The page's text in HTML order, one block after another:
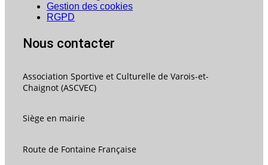
Gestion des cookies
RGPD
Nous contacter
Association Sportive et Culturelle de Varois-et-
Chaignot (ASCVEC)
Siège en mairie
Route de Fontaine Française